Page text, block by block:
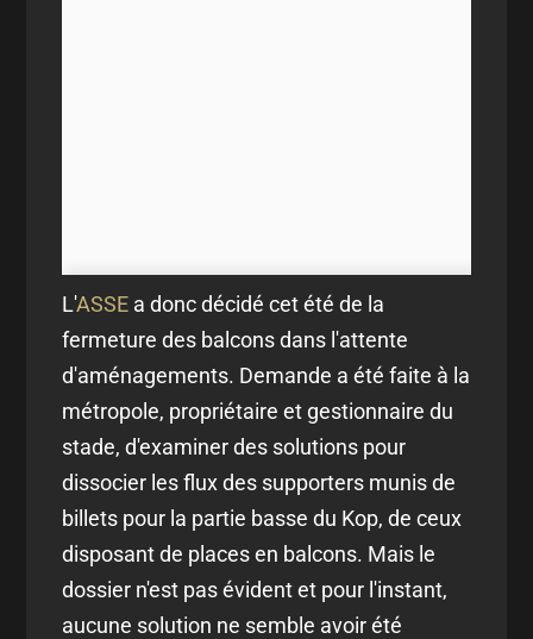
L'ASSE a donc décidé cet été de la
fermeture des balcons dans l'attente
d'aménagements. Demande a été faite à la
métropole, propriétaire et gestionnaire du
stade, d'examiner des solutions pour
dissocier les flux des supporters munis de
billets pour la partie basse du Kop, de ceux
disposant de places en balcons. Mais le
dossier n'est pas évident et pour l'instant,
aucune solution ne semble avoir été